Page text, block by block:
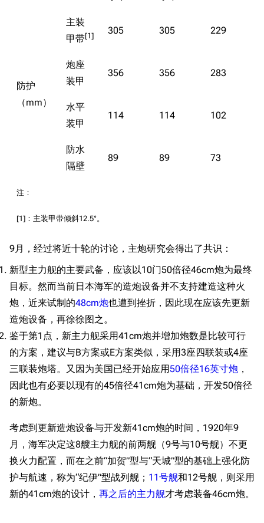
防护
（mm）
主装
甲带[1] 305 305 229
炮座
装甲
356 356 283
水平
装甲
114 114 102
防水
隔壁
89 89 73
注：
[1]：主装甲带倾斜12.5°。
9月，经过将近十轮的讨论，主炮研究会得出了共识：
新型主力舰的主要武备，应该以10门50倍径46cm炮为最终
目标。然而当前日本海军的造炮设备并不支持建造这种火
炮，近来试制的48cm炮也遭到挫折，因此现在应该先更新
造炮设备，再徐徐图之。
鉴于第1点，新主力舰采用41cm炮并增加炮数是比较可行
的方案，建议与B方案或E方案类似，采用3座四联装或4座
三联装炮塔。又因为美国已经开始应用50倍径16英寸炮 ，
因此也有必要以现有的45倍径41cm炮为基础，开发50倍径
的新炮。
考虑到更新造炮设备与开发新41cm炮的时间，1920年9
月，海军决定这8艘主力舰的前两舰（9号与10号舰）不更
换火力配置，而在之前“加贺”型与“天城”型的基础上强化防
护与航速，称为“纪伊”型战列舰； 11号舰和12号舰，则采用
新的41cm炮的设计， 再之后的主力舰才考虑装备46cm炮。